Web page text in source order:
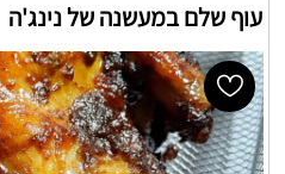
עוף שלם במעשנה של נינג'ה